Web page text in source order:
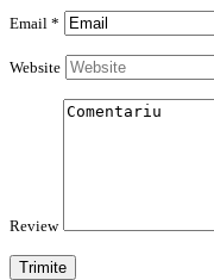
Email *
Website
Review